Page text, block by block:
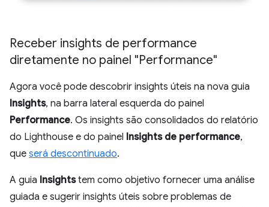
Receber insights de performance
diretamente no painel "Performance"
Agora você pode descobrir insights úteis na nova guia
Insights, na barra lateral esquerda do painel
Performance. Os insights são consolidados do relatório
do Lighthouse e do painel Insights de performance,
que será descontinuado.
A guia Insightstem como objetivo fornecer uma análise
guiada e sugerir insights úteis sobre problemas de